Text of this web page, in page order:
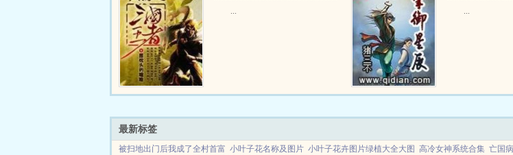
... ...
最新标签
被扫地出门后我成了全村首富 小叶子花名称及图片 小叶子花卉图片绿植大全大图 高冷女神系统合集 亡国